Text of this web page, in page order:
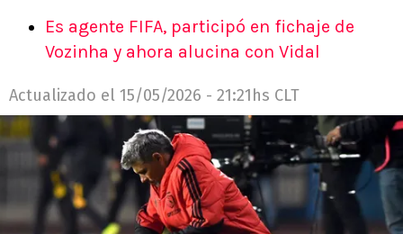
Es agente FIFA, participó en fichaje de
Vozinha y ahora alucina con Vidal
Actualizado el 15/05/2026 - 21:21hs CLT